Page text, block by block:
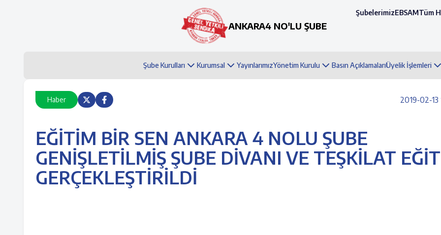
ANKARA4 NO'LU ŞUBE
ŞubelerimizEBSAMTüm
Şube Kurulları Kurumsal YayınlarımızYönetim Kurulu Basın AçıklamalarıÜyelik İşlemleri
Haber 2019-02-13
EĞİTİM BİR SEN ANKARA 4 NOLU ŞUBE
GENİŞLETİLMİŞ ŞUBE DİVANI VE TEŞKİLAT
GERÇEKLEŞTİRİLDİ